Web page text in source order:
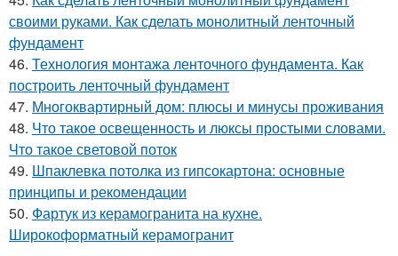
своими руками. Как сделать монолитный ленточный
фундамент
46. Технология монтажа ленточного фундамента. Как
построить ленточный фундамент
47. Многоквартирный дом: плюсы и минусы проживания
48. Что такое освещенность и люксы простыми словами.
Что такое световой поток
49. Шпаклевка потолка из гипсокартона: основные
принципы и рекомендации
50. Фартук из керамогранита на кухне.
Широкоформатный керамогранит